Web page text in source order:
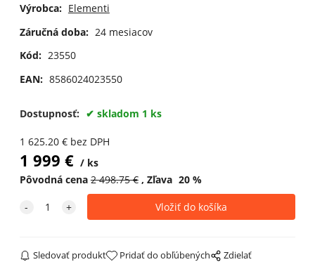
Výrobca: Elementi
Záručná doba: 24 mesiacov
Kód: 23550
EAN: 8586024023550
Dostupnosť: skladom 1 ks
1 625.20€ bez DPH
1 999 €
ks
Pôvodná cena 2 498.75€ Zľava 20%
Sledovať produkt Pridať do obľúbených Zdielať